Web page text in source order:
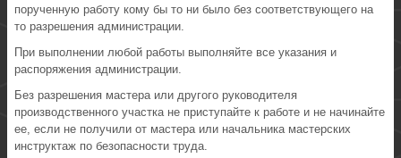
порученную работу кому бы то ни было без соответствующего на
то разрешения администрации.
При выполнении любой работы выполняйте все указания и
распоряжения администрации.
Без разрешения мастера или другого руководителя
производственного участка не приступайте к работе и не начинайте
ее, если не получили от мастера или начальника мастерских
инструктаж по безопасности труда.